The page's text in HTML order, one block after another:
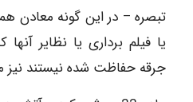
تبصره – در این گونه معادن
یا فیلم برداری یا نظایر
جرقه حفاظت شده نیستند